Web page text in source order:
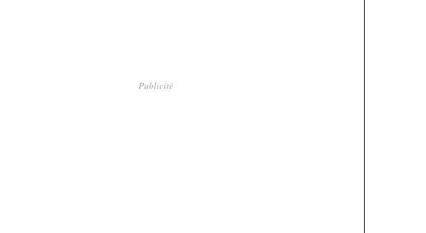
Publicité